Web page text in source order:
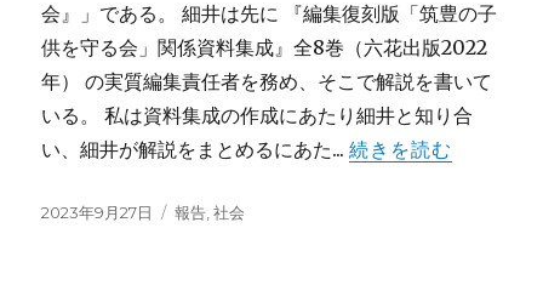
会』」である。 細井は先に 『編集復刻版「筑豊の子
供を守る会」関係資料集成』全8巻（六花出版2022
年） の実質編集責任者を務め、そこで解説を書いて
いる。 私は資料集成の作成にあたり細井と知り合
い、細井が解説をまとめるにあた...続きを読む
投
2023年9月27日
カ
報告 ,社会